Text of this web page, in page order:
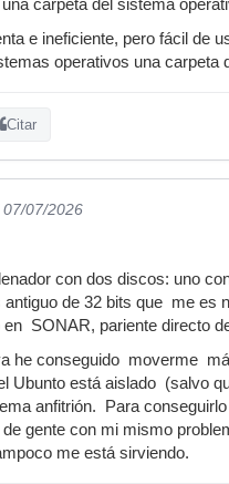
carpeta del sistema
e ineficiente, pero fácil de
operativos una carpeta
Citar
07/07/2026
con dos discos: uno
antiguo de 32 bits que me
SONAR, pariente directo
he conseguido moverme
Ubunto está aislado (salvo
anfitrión. Para
gente con mi mismo
me está sirviendo.